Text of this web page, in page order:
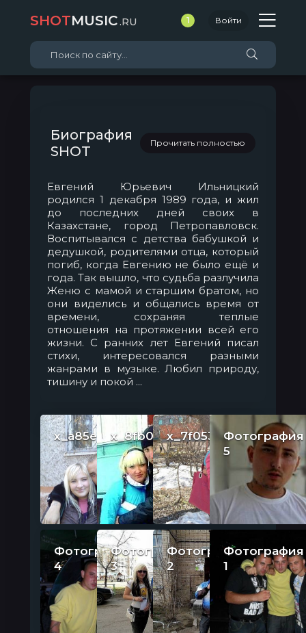
SHOTMUSIC.RU 1 Войти
Биография
SHOT
Прочитать полностью
Евгений Юрьевич Ильницкий
родился 1 декабря 1989 года, и жил
до последних дней своих в
Казахстане, город Петропавловск.
Воспитывался с детства бабушкой и
дедушкой, родителями отца, который
погиб, когда Евгению не было ещё и
года. Так вышло, что судьба разлучила
Женю с мамой и старшим братом, но
они виделись и общались время от
времени, сохраняя теплые
отношения на протяжении всей его
жизни. С ранних лет Евгений писал
стихи, интересовался разными
жанрами в музыке. Любил природу,
тишину и покой ...
x_a85e1e2ex_8fb09086x_7f0532d7Фотография
5
Фотография
4
Фотография
3
Фотография
2
Фотография
1